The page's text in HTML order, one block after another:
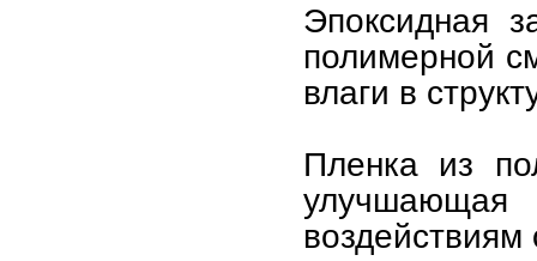
Эпоксидная
полимерной
влаги в
Пленка из